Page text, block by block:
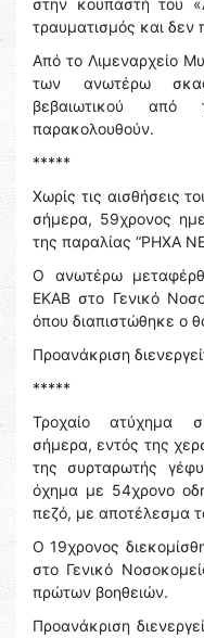
στην κουπαστή του
τραυματισμός και
Από το Λιμεναρχείο
των ανωτέρω
βεβαιωτικού
παρακολουθούν.
*****
Χωρίς τις αισθήσεις
σήμερα, 59χρονος
της παραλίας “ΡΗΧΑ
Ο ανωτέρω
ΕΚΑΒ στο Γενικό
όπου διαπιστώθηκε ο
Προανάκριση
*****
Τροχαίο ατύχημα
σήμερα, εντός της
της συρταρωτής
όχημα με 54χρονο
πεζό, με αποτέλεσμα
Ο 19χρονος
στο Γενικό
πρώτων βοηθειών.
Προανάκριση